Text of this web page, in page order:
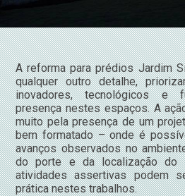
A reforma para prédios Jardim
qualquer outro detalhe,
inovadores, tecnológicos e
presença nestes espaços. A
muito pela presença de um
bem formatado – onde é
avanços observados no
do porte e da localização do
atividades assertivas podem
prática nestes trabalhos.